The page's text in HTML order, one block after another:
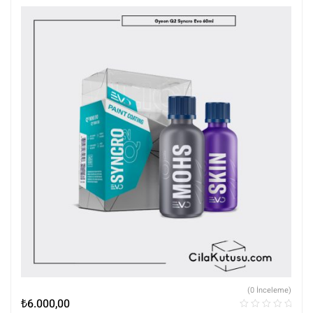
₺6.000,00
(0 İnceleme)